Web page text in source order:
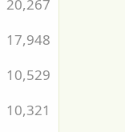
20,267
17,948
10,529
10,321